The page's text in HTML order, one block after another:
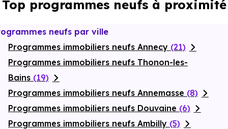
Top programmes neufs à proximité
neufs par ville
Programmes immobiliers neufs Annecy (21)
Programmes immobiliers neufs Thonon-les-
Bains (19)
Programmes immobiliers neufs Annemasse (8)
Programmes immobiliers neufs Douvaine (6)
Programmes immobiliers neufs Ambilly (5)